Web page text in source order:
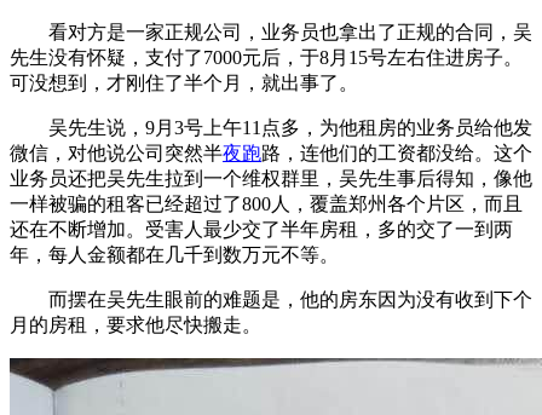
看对方是一家正规公司，业务员也拿出了正规的合同，吴
先生没有怀疑，支付了7000元后，于8月15号左右住进房子。
可没想到，才刚住了半个月，就出事了。
吴先生说，9月3号上午11点多，为他租房的业务员给他发
微信，对他说公司突然半夜跑路，连他们的工资都没给。这个
业务员还把吴先生拉到一个维权群里，吴先生事后得知，像他
一样被骗的租客已经超过了800人，覆盖郑州各个片区，而且
还在不断增加。受害人最少交了半年房租，多的交了一到两
年，每人金额都在几千到数万元不等。
而摆在吴先生眼前的难题是，他的房东因为没有收到下个
月的房租，要求他尽快搬走。